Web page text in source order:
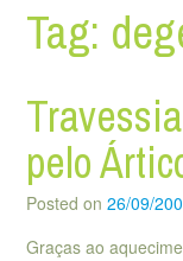
Tag:
pelo
Posted on 26/09/
Graças ao